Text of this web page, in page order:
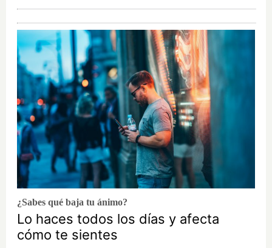
¿Sabes qué baja tu ánimo?
Lo haces todos los días y afecta
cómo te sientes